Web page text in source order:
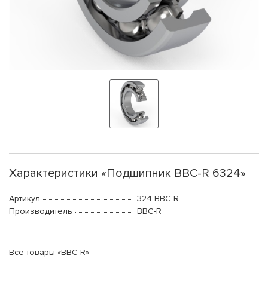
Характеристики «Подшипник BBC-R 6324»
Артикул
324 BBC-R
Производитель
BBC-R
Все товары «BBC-R»